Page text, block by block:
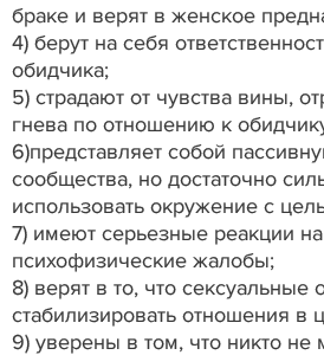
браке и верят в женское
4) берут на себя
обидчика;
5) страдают от чувства вины,
гнева по отношению к
6)представляет собой
сообщества, но достаточно
использовать окружение с
7) имеют серьезные реакции на
психофизические жалобы;
8) верят в то, что сексуальные
стабилизировать отношения в
9) уверены в том, что никто не